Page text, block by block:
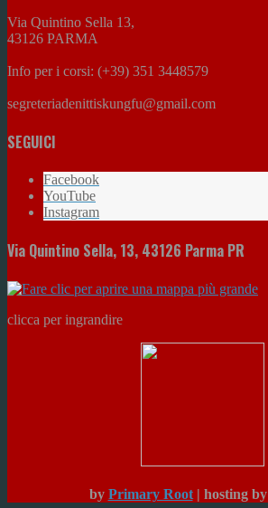
Via Quintino Sella 13,
43126 PARMA
Info per i corsi: (+39) 351 3448579
segreteriadenittiskungfu@gmail.com
SEGUICI
Facebook
YouTube
Instagram
Via Quintino Sella, 13, 43126 Parma PR
clicca per ingrandire
by Primary Root| hosting by